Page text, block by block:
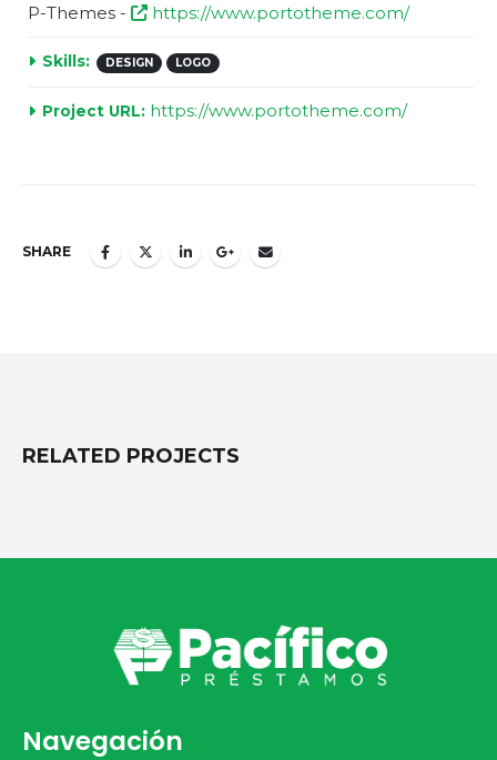
P-Themes - https://www.portotheme.com/
Skills: DESIGN LOGO
Project URL: https://www.portotheme.com/
SHARE
RELATED PROJECTS
Navegación